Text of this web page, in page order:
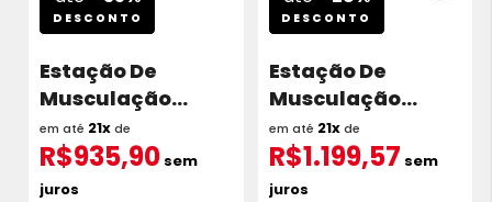
DESCONTO
Estação De
Musculação
Kikos 518Fx Torre
96kg
em até 21xde
R$935,90 sem
juros
DESCONTO
Estação De
Musculação
Kikos Gx6I 2
Torres 65kg
em até 21xde
R$1.199,57 sem
juros